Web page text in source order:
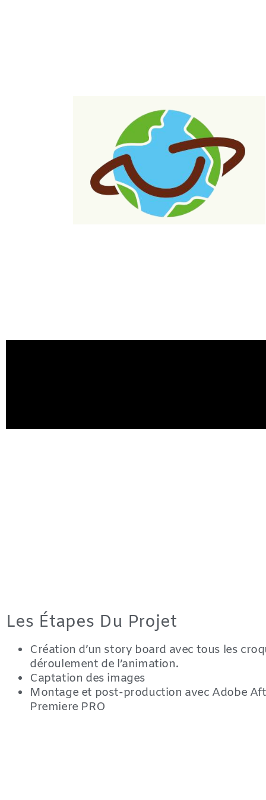
Les Étapes Du Projet
Création d’un story board avec tous les
déroulement de l’animation.
Captation des images
Montage et post-production avec Adobe
Premiere PRO